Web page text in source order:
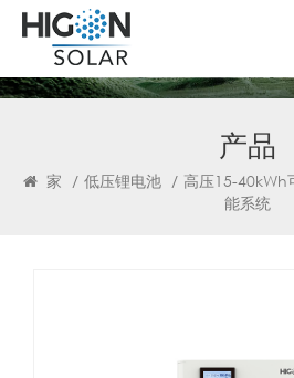
产品
家 / 低压锂电池 / 高压15-40kWh
能系统